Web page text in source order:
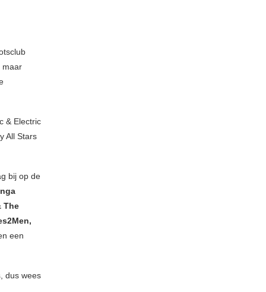
maar
& Electric
All Stars
bij op de
The
een
dus wees